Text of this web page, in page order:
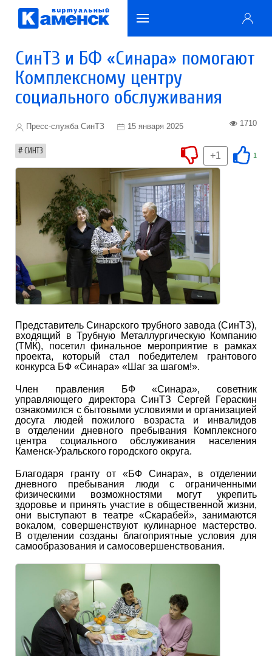
СинТЗ и БФ «Синара» помогают
Комплексному центру
социального обслуживания
Пресс-служба СинТЗ 15 января 2025 1710
СИНТЗ 1
+1
Представитель Синарского трубного завода (СинТЗ),
входящий в Трубную Металлургическую Компанию
(ТМК), посетил финальное мероприятие в рамках
проекта, который стал победителем грантового
конкурса БФ «Синара» «Шаг за шагом!».
Член правления БФ «Синара», советник
управляющего директора СинТЗ Сергей Гераскин
ознакомился с бытовыми условиями и организацией
досуга людей пожилого возраста и инвалидов
в отделении дневного пребывания Комплексного
центра социального обслуживания населения
Каменск-Уральского городского округа.
Благодаря гранту от «БФ Синара», в отделении
дневного пребывания люди с ограниченными
физическими возможностями могут укрепить
здоровье и принять участие в общественной жизни,
они выступают в театре «Скарабей», занимаются
вокалом, совершенствуют кулинарное мастерство.
В отделении созданы благоприятные условия для
самообразования и самосовершенствования.